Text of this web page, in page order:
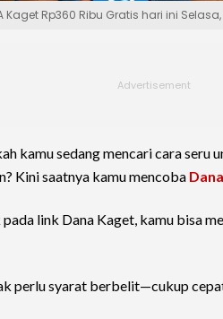
Kaget Rp360 Ribu Gratis hari ini
kamu sedang mencari cara seru
Kini saatnya kamu mencoba
link Dana Kaget, kamu bisa
perlu syarat berbelit—cukup